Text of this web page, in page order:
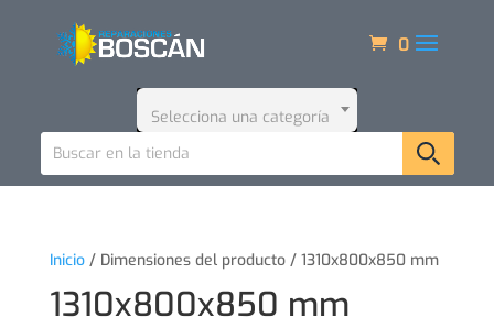
0
Selecciona una categoría
Inicio/ Dimensiones del producto / 1310x800x850 mm
1310x800x850 mm